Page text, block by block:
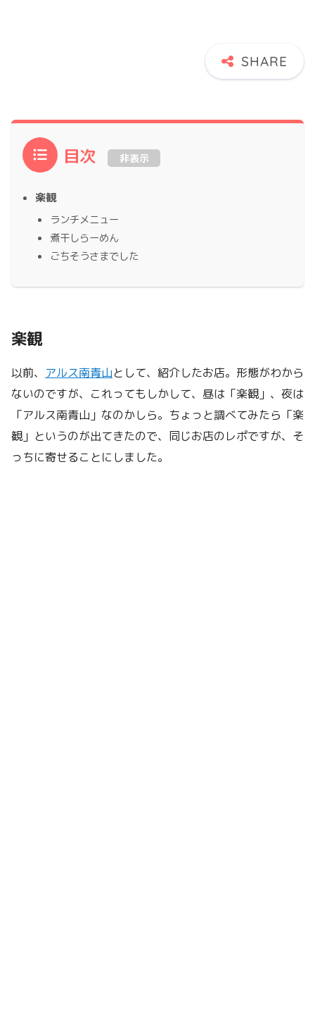
目次 非表示
楽観
ランチメニュー
煮干しらーめん
ごちそうさまでした
楽観
以前、 アルス南青山として、紹介したお店。形態がわから
ないのですが、これってもしかして、昼は「楽観」、夜は
「アルス南青山」なのかしら。ちょっと調べてみたら「楽
観」というのが出てきたので、同じお店のレポですが、そ
っちに寄せることにしました。